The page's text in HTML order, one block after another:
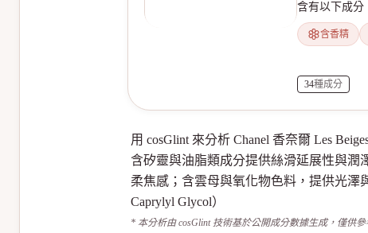
含有以下成分
含香精
34種成分
用 cosGlint 來分析 Chanel 香奈爾 Les
含矽靈與油脂類成分提供絲滑延展性與潤
柔焦感；含雲母與氧化物色料，提供光澤
Caprylyl Glycol）
* 本分析由 cosGlint 技術基於公開成分數據生成，僅供參